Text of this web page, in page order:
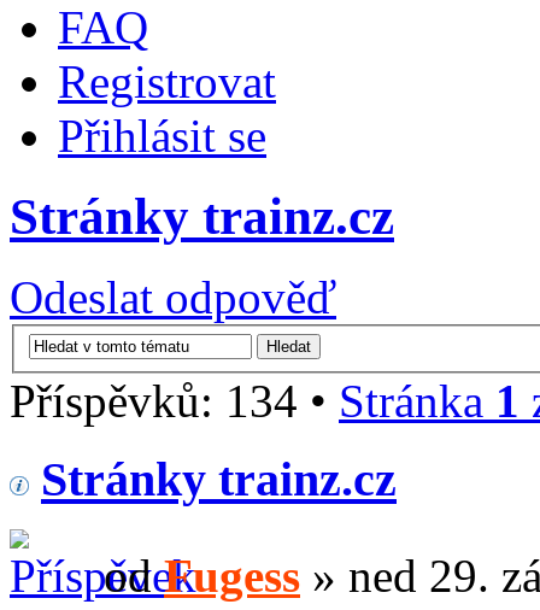
FAQ
Registrovat
Přihlásit se
Stránky trainz.cz
Odeslat odpověď
Příspěvků: 134 • Stránka 1
Stránky trainz.cz
odFugess » ned 29.